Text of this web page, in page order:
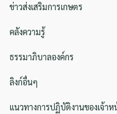
ข่าวส่งเสริมการเกษตร
คลังความรู้
ธรรมาภิบาลองค์กร
ลิงก์อื่นๆ
แนวทางการปฏิบัติงานของเจ้า